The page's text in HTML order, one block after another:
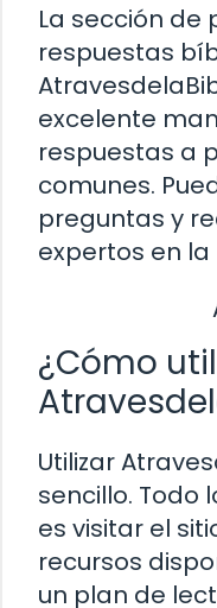
La sección de
respuestas
excelente
respuestas a
comunes.
preguntas y
expertos en la
¿Cómo
Utilizar
sencillo. Todo
es visitar el
recursos
un plan de